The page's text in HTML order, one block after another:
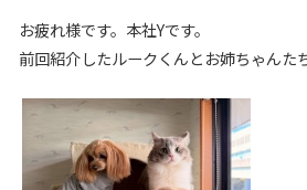
お疲れ様です。本社Yです。
前回紹介したルークくんとお姉ちゃんた